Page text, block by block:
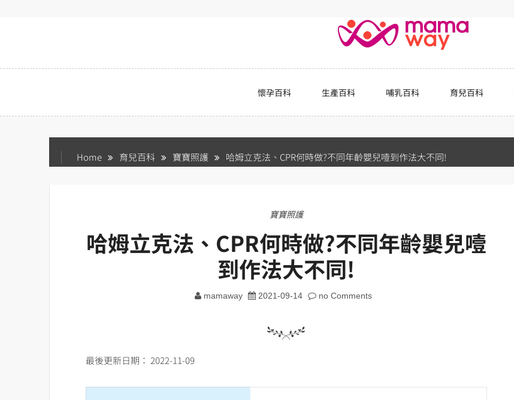
懷孕百科 生產百科 哺乳百科 育兒百科
Home 育兒百科 寶寶照護 哈姆立克法、CPR何時做?不同年齡嬰兒噎到作法大不同!
寶寶照護
哈姆立克法、CPR何時做?不同年齡嬰兒噎
到作法大不同!
mamaway 2021-09-14 no Comments
最後更新日期： 2022-11-09